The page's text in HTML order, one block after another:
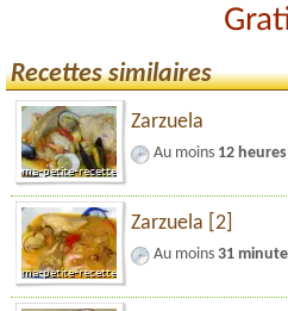
Recettes similaires
Zarzuela
Au moins 12
Zarzuela [2]
Au moins 31